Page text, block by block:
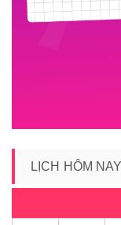
LỊCH HÔM NAY